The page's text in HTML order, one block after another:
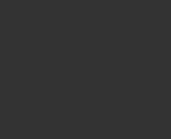
УЗКИМ КЛЕШЕМ ROBBIE